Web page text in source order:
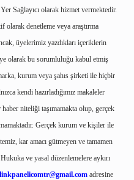
Sağlayıcı olarak hizmet vermektedir.
denetleme veya araştırma
üyelerimiz yazdıkları içeriklerin
olarak bu sorumluluğu kabul etmiş
kurum veya şahıs şirketi ile hiçbir
kendi hazırladığımız makaleler
niteliği taşımamakta olup, gerçek
Gerçek kurum ve kişiler ile
kar amacı gütmeyen ve tamamen
ve yasal düzenlemelere aykırı
adresine